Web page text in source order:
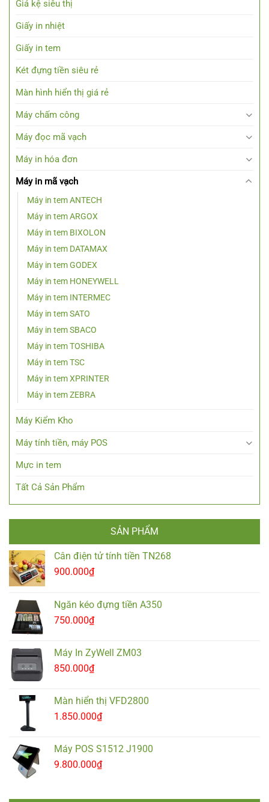
Giá kệ siêu thị
Giấy in nhiệt
Giấy in tem
Két đựng tiền siêu rẻ
Màn hình hiển thị giá rẻ
Máy chấm công
Máy đọc mã vạch
Máy in hóa đơn
Máy in mã vạch
Máy in tem ANTECH
Máy in tem ARGOX
Máy in tem BIXOLON
Máy in tem DATAMAX
Máy in tem GODEX
Máy in tem HONEYWELL
Máy in tem INTERMEC
Máy in tem SATO
Máy in tem SBACO
Máy in tem TOSHIBA
Máy in tem TSC
Máy in tem XPRINTER
Máy in tem ZEBRA
Máy Kiểm Kho
Máy tính tiền, máy POS
Mực in tem
Tất Cả Sản Phẩm
SẢN PHẨM
Cân điện tử tính tiền TN268
900.000₫
Ngăn kéo đựng tiền A350
750.000₫
Máy In ZyWell ZM03
850.000₫
Màn hiển thị VFD2800
1.850.000₫
Máy POS S1512 J1900
9.800.000₫